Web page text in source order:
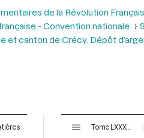
de la Révolution
- Convention nationale
et canton de Crécy. Dépôt